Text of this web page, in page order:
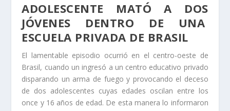
ADOLESCENTE MATÓ A DOS
JÓVENES DENTRO DE UNA
ESCUELA PRIVADA DE BRASIL
El lamentable episodio ocurrió en el centro-oeste de
Brasil, cuando un ingresó a un centro educativo privado
disparando un arma de fuego y provocando el deceso
de dos adolescentes cuyas edades oscilan entre los
once y 16 años de edad. De esta manera lo informaron